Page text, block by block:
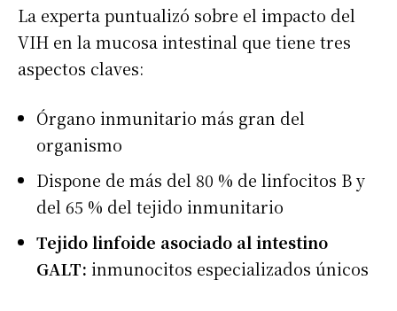
La experta puntualizó sobre el impacto del
VIH en la mucosa intestinal que tiene tres
aspectos claves:
Órgano inmunitario más gran del
organismo
Dispone de más del 80 % de linfocitos B y
del 65 % del tejido inmunitario
Tejido linfoide asociado al intestino
GALT: inmunocitos especializados únicos